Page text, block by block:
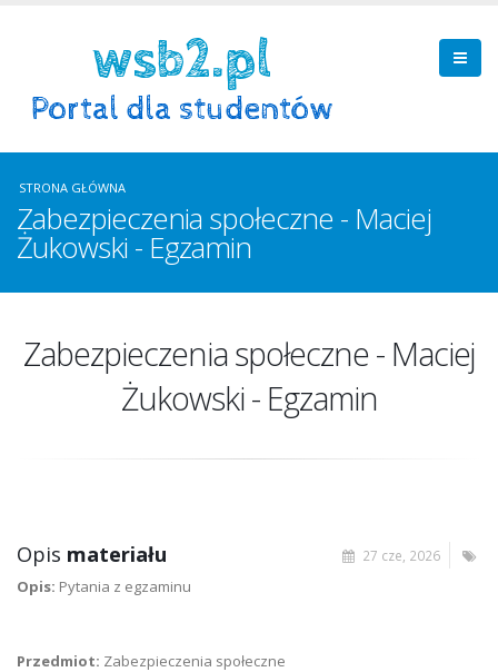
STRONA GŁÓWNA
Zabezpieczenia społeczne - Maciej
Żukowski - Egzamin
Zabezpieczenia społeczne - Maciej
Żukowski - Egzamin
27 cze, 2026
Opis materiału
Opis: Pytania z egzaminu
Przedmiot: Zabezpieczenia społeczne